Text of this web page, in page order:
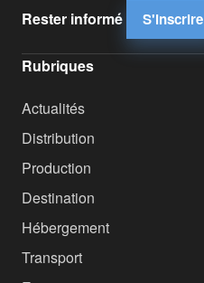
Rester informé S'inscrire
Rubriques
Actualités
Distribution
Production
Destination
Hébergement
Transport